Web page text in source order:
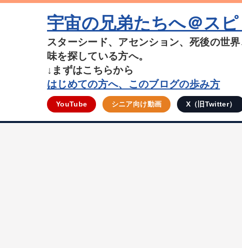
宇宙の兄弟たちへ＠ス
スターシード、アセンション、死後の世
味を探している方へ。
↓まずはこちらから
はじめての方へ、このブログの歩み方
YouTube シニア向け動画 X（旧Twitter）